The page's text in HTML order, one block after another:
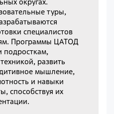
туры,
специалистов
Программы ЦАТОД
подросткам,
развить
мышление,
и навыки
способствуя их